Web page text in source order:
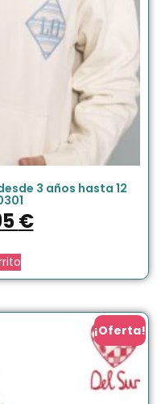
3 años hasta 12
€
¡Oferta!